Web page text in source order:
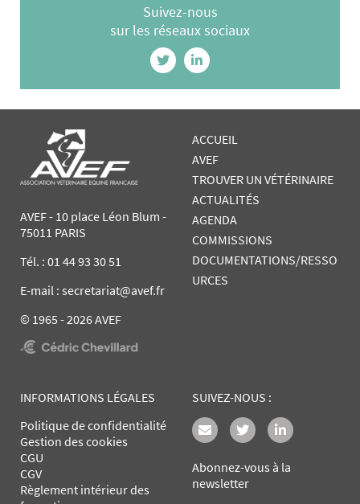
Suivez-nous
sur les réseaux sociaux
AVEF - 10 place Léon Blum -
75011 PARIS
Tél. : 01 44 93 30 51
E-mail : secretariat@avef.fr
© 1965 - 2026 AVEF
ACCUEIL
AVEF
TROUVER UN VÉTÉRINAIRE
ACTUALITÉS
AGENDA
COMMISSIONS
DOCUMENTATIONS/RESSO
URCES
INFORMATIONS LÉGALES
Politique de confidentialité
Gestion des cookies
CGU
CGV
Règlement intérieur des
SUIVEZ-NOUS :
Abonnez-vous à la
newsletter